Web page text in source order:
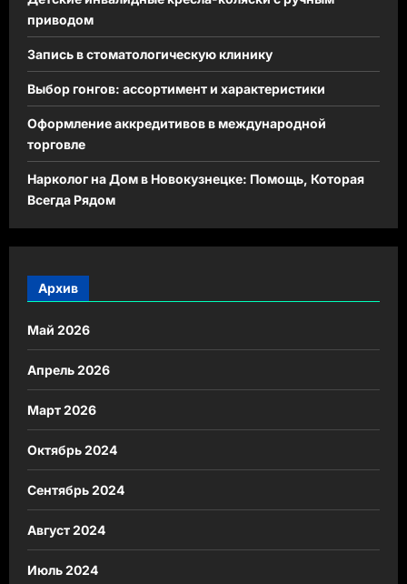
приводом
Запись в стоматологическую клинику
Выбор гонгов: ассортимент и характеристики
Оформление аккредитивов в международной
торговле
Нарколог на Дом в Новокузнецке: Помощь, Которая
Всегда Рядом
Архив
Май 2026
Апрель 2026
Март 2026
Октябрь 2024
Сентябрь 2024
Август 2024
Июль 2024